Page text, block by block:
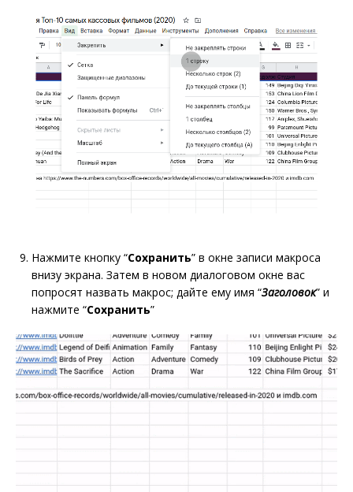
Нажмите кнопку “Сохранить” в окне записи макроса
внизу экрана. Затем в новом диалоговом окне вас
попросят назвать макрос; дайте ему имя “Заголовок” и
нажмите “Сохранить”